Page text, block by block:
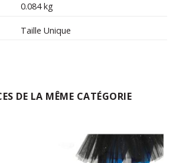
0.084 kg
Taille Unique
DE LA MÊME CATÉGORIE